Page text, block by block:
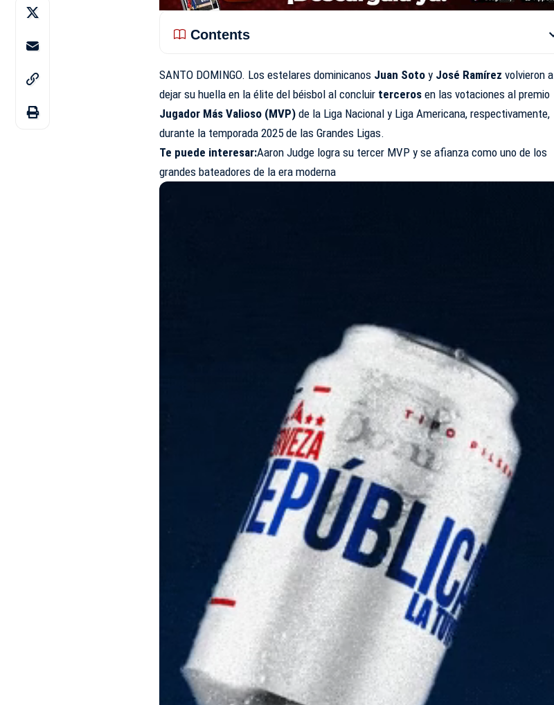
Contents
SANTO DOMINGO. Los estelares dominicanos Juan Soto y José Ramírez volvieron a
dejar su huella en la élite del béisbol al concluir terceros en las votaciones al premio
Jugador Más Valioso (MVP) de la Liga Nacional y Liga Americana, respectivamente,
durante la temporada 2025 de las Grandes Ligas.
Te puede interesar:Aaron Judge logra su tercer MVP y se afianza como uno de los
grandes bateadores de la era moderna